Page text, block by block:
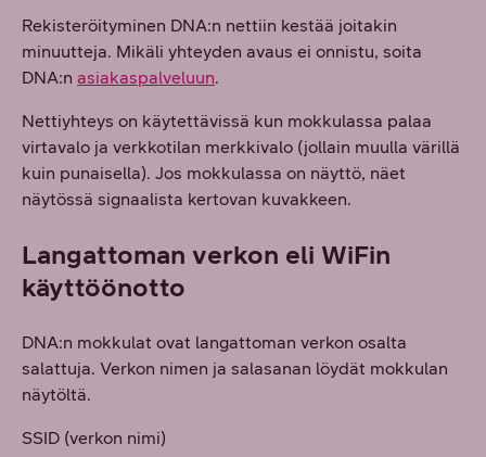
Rekisteröityminen DNA:n nettiin kestää joitakin
minuutteja. Mikäli yhteyden avaus ei onnistu, soita
DNA:n asiakaspalveluun.
Nettiyhteys on käytettävissä kun mokkulassa palaa
virtavalo ja verkkotilan merkkivalo (jollain muulla värillä
kuin punaisella). Jos mokkulassa on näyttö, näet
näytössä signaalista kertovan kuvakkeen.
Langattoman verkon eli WiFin
käyttöönotto
DNA:n mokkulat ovat langattoman verkon osalta
salattuja. Verkon nimen ja salasanan löydät mokkulan
näytöltä.
SSID (verkon nimi)